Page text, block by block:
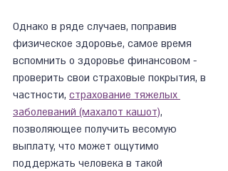
Однако в ряде случаев, поправив
физическое здоровье, самое время
вспомнить о здоровье финансовом -
проверить свои страховые покрытия, в
частности, страхование тяжелых
заболеваний (махалот кашот),
позволяющее получить весомую
выплату, что может ощутимо
поддержать человека в такой